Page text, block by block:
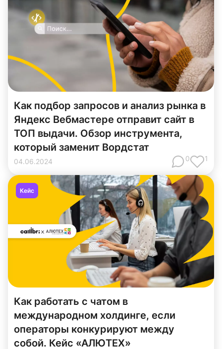
Как подбор запросов и анализ рынка в
Яндекс Вебмастере отправит сайт в
ТОП выдачи. Обзор инструмента,
который заменит Вордстат
04.06.2024 0 1
Кейс
Как работать с чатом в
международном холдинге, если
операторы конкурируют между
собой. Кейс «АЛЮТЕХ»